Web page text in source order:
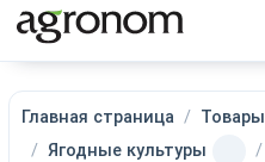
Главная страница Товары
Ягодные культуры